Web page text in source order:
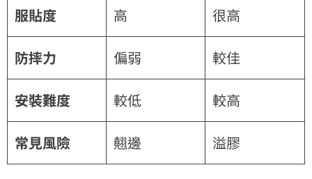
服貼度 高 很高
防摔力 偏弱 較佳
安裝難度 較低 較高
常見風險 翹邊 溢膠